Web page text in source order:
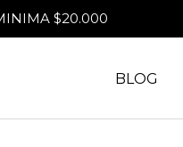
$20.000
BLOG